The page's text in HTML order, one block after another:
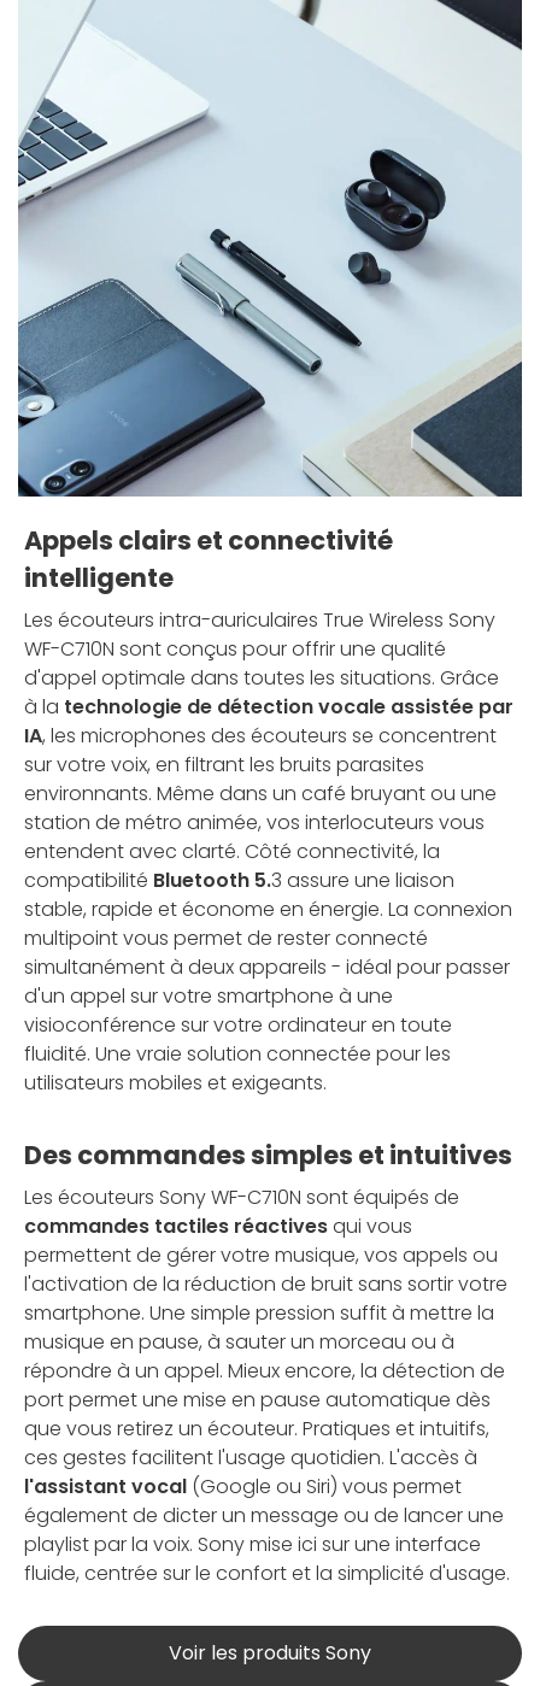
Appels clairs et connectivité
intelligente
Les écouteurs intra-auriculaires True Wireless Sony
WF-C710N sont conçus pour offrir une qualité
d'appel optimale dans toutes les situations. Grâce
à la technologie de détection vocale assistée par
IA, les microphones des écouteurs se concentrent
sur votre voix, en filtrant les bruits parasites
environnants. Même dans un café bruyant ou une
station de métro animée, vos interlocuteurs vous
entendent avec clarté. Côté connectivité, la
compatibilité Bluetooth 5.3 assure une liaison
stable, rapide et économe en énergie. La connexion
multipoint vous permet de rester connecté
simultanément à deux appareils - idéal pour passer
d'un appel sur votre smartphone à une
visioconférence sur votre ordinateur en toute
fluidité. Une vraie solution connectée pour les
utilisateurs mobiles et exigeants.
Des commandes simples et intuitives
Les écouteurs Sony WF-C710N sont équipés de
commandes tactiles réactivesqui vous
permettent de gérer votre musique, vos appels ou
l'activation de la réduction de bruit sans sortir votre
smartphone. Une simple pression suffit à mettre la
musique en pause, à sauter un morceau ou à
répondre à un appel. Mieux encore, la détection de
port permet une mise en pause automatique dès
que vous retirez un écouteur. Pratiques et intuitifs,
ces gestes facilitent l'usage quotidien. L'accès à
l'assistant vocal (Google ou Siri) vous permet
également de dicter un message ou de lancer une
playlist par la voix. Sony mise ici sur une interface
fluide, centrée sur le confort et la simplicité d'usage.
Voir les produits Sony